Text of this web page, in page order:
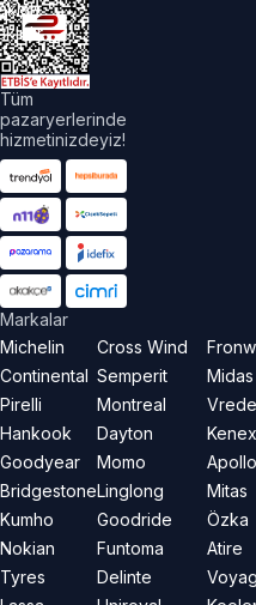
Tüm
pazaryerlerinde
hizmetinizdeyiz!
Markalar
Michelin
Continental
Pirelli
Hankook
Goodyear
Bridgestone
Kumho
Nokian
Tyres
Cross Wind
Semperit
Montreal
Dayton
Momo
Linglong
Goodride
Funtoma
Delinte
Midas
Kenex
Apollo
Mitas
Özka
Atire